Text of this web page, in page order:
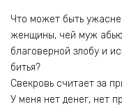
Что может быть
женщины, чей муж
благоверной злобу и
битья?
Свекровь считает за
У меня нет денег, нет